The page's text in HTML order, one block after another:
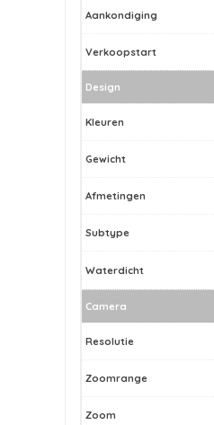
Aankondiging
Verkoopstart
Design
Kleuren
Gewicht
Afmetingen
Subtype
Waterdicht
Camera
Resolutie
Zoomrange
Zoom